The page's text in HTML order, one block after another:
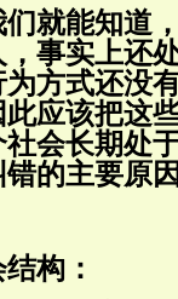
就能知道
事实上还
方式还没
应该把这
会长期处
的主要原
构：